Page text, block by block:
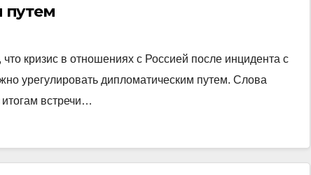
путем
кризис в отношениях с Россией после инцидента с
урегулировать дипломатическим путем. Слова
встречи…